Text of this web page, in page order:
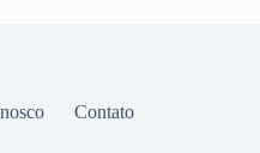
Contato